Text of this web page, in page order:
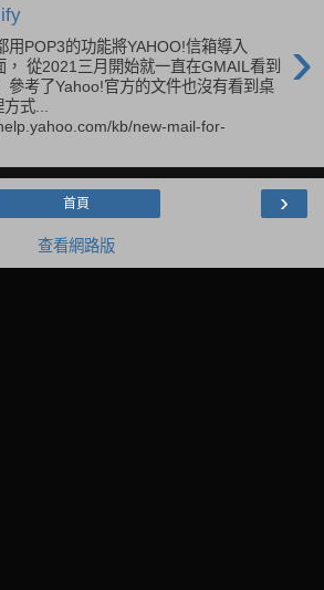
›
用POP3的功能將YAHOO!信箱導入
， 從2021三月開始就一直在GMAIL看到
參考了Yahoo!官方的文件也沒有看到桌
式...
kb/new-mail-for-
›
首頁
查看網路版